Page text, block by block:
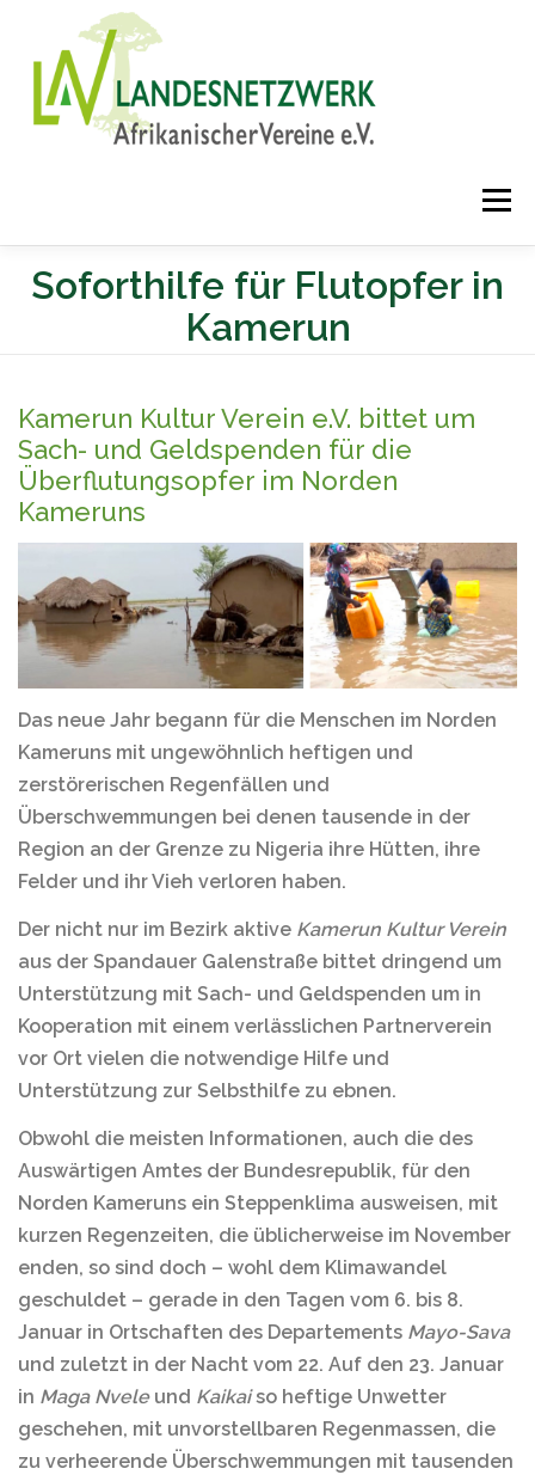
Menü
Soforthilfe für Flutopfer in
Kamerun
Kamerun Kultur Verein e.V. bittet um
Sach- und Geldspenden für die
Überflutungsopfer im Norden
Kameruns
Das neue Jahr begann für die Menschen im Norden
Kameruns mit ungewöhnlich heftigen und
zerstörerischen Regenfällen und
Überschwemmungen bei denen tausende in der
Region an der Grenze zu Nigeria ihre Hütten, ihre
Felder und ihr Vieh verloren haben.
Der nicht nur im Bezirk aktive Kamerun Kultur Verein
aus der Spandauer Galenstraße bittet dringend um
Unterstützung mit Sach- und Geldspenden um in
Kooperation mit einem verlässlichen Partnerverein
vor Ort vielen die notwendige Hilfe und
Unterstützung zur Selbsthilfe zu ebnen.
Obwohl die meisten Informationen, auch die des
Auswärtigen Amtes der Bundesrepublik, für den
Norden Kameruns ein Steppenklima ausweisen, mit
kurzen Regenzeiten, die üblicherweise im November
enden, so sind doch – wohl dem Klimawandel
geschuldet – gerade in den Tagen vom 6. bis 8.
Januar in Ortschaften des Departements Mayo-Sava
und zuletzt in der Nacht vom 22. Auf den 23. Januar
in Maga Nveleund Kaikaiso heftige Unwetter
geschehen, mit unvorstellbaren Regenmassen, die
zu verheerende Überschwemmungen mit tausenden